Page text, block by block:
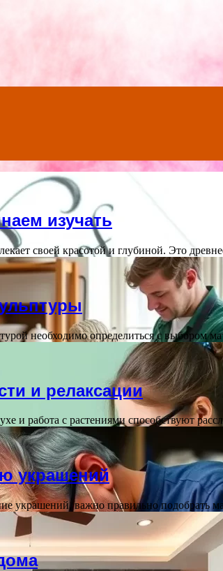
изучать
своей красотой и глубиной. Это
необходимо определиться с выбором
и релаксации
и работа с растениями способствуют
украшений
украшений, важно правильно